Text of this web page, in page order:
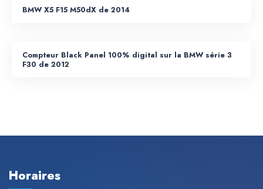
BMW X5 F15 M50dX de 2014
Compteur Black Panel 100% digital sur la BMW série 3
F30 de 2012
Horaires